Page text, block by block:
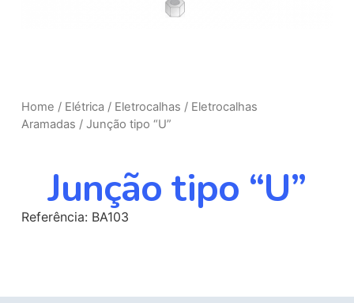
Home / Elétrica / Eletrocalhas / Eletrocalhas
Aramadas / Junção tipo “U”
Junção tipo “U”
Referência: BA103